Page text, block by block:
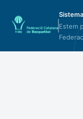
Estem